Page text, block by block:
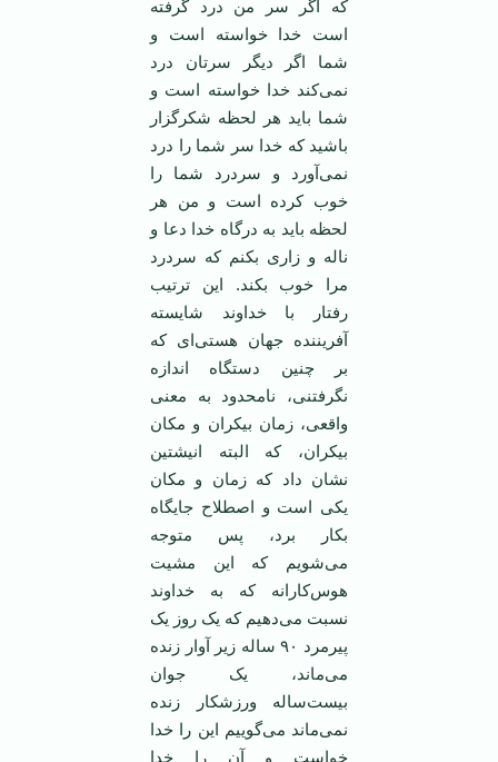
که اگر سر من درد گرفته
است خدا خواسته است و
شما اگر دیگر سرتان درد
نمی‌کند خدا خواسته است و
شما باید هر لحظه شکرگزار
باشید که خدا سر شما را درد
نمی‌آورد و سردرد شما را
خوب کرده است و من هر
لحظه باید به درگاه خدا دعا و
ناله و زاری بکنم که سردرد
مرا خوب بکند. این ترتیب
رفتار با خداوند شایسته
آفریننده جهان هستی‌ای که
بر چنین دستگاه اندازه
نگرفتنی، نامحدود به معنی
واقعی، زمان بیکران و مکان
بیکران، که البته انیشتین
نشان داد که زمان و مکان
یکی است و اصطلاح جایگاه
بکار برد، پس متوجه
می‌شویم که این مشیت
هوس‌کارانه که به خداوند
نسبت می‌دهیم که یک روز یک
پیرمرد ۹۰ ساله زیر آوار زنده
می‌ماند، یک جوان
بیست‌ساله ورزشکار زنده
نمی‌ماند می‌گوییم این را خدا
خواست و آن را خدا